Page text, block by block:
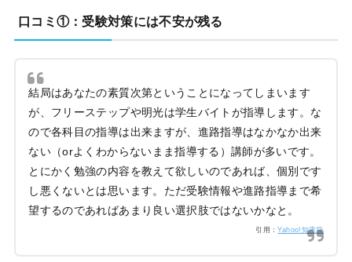
口コミ①：受験対策には不安が残る
結局はあなたの素質次第ということになってしまいます
が、フリーステップや明光は学生バイトが指導します。な
ので各科目の指導は出来ますが、進路指導はなかなか出来
ない（orよくわからないまま指導する）講師が多いです。
とにかく勉強の内容を教えて欲しいのであれば、個別です
し悪くないとは思います。ただ受験情報や進路指導まで希
望するのであればあまり良い選択肢ではないかなと。
引用：Yahoo!知恵袋